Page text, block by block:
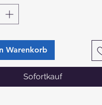
Warenkorb
Sofortkauf